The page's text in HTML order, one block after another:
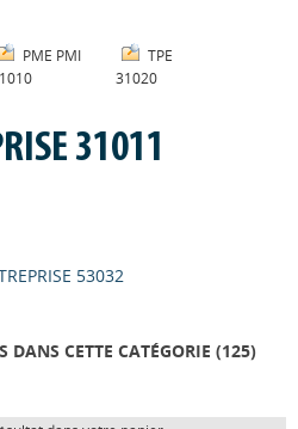
PME PMI
TPE
31020
31011
53032
DANS CETTE CATÉGORIE (125)